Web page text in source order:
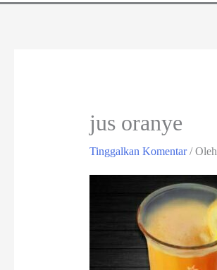
jus oranye
Tinggalkan Komentar / Oleh